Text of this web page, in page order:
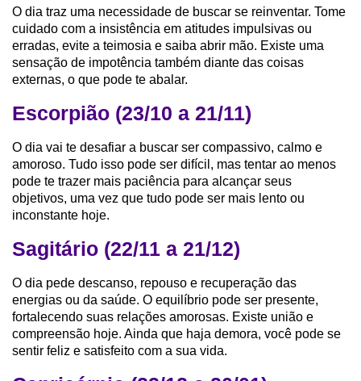
O dia traz uma necessidade de buscar se reinventar. Tome
cuidado com a insistência em atitudes impulsivas ou
erradas, evite a teimosia e saiba abrir mão. Existe uma
sensação de impotência também diante das coisas
externas, o que pode te abalar.
Escorpião (23/10 a 21/11)
O dia vai te desafiar a buscar ser compassivo, calmo e
amoroso. Tudo isso pode ser difícil, mas tentar ao menos
pode te trazer mais paciência para alcançar seus
objetivos, uma vez que tudo pode ser mais lento ou
inconstante hoje.
Sagitário (22/11 a 21/12)
O dia pede descanso, repouso e recuperação das
energias ou da saúde. O equilíbrio pode ser presente,
fortalecendo suas relações amorosas. Existe união e
compreensão hoje. Ainda que haja demora, você pode se
sentir feliz e satisfeito com a sua vida.